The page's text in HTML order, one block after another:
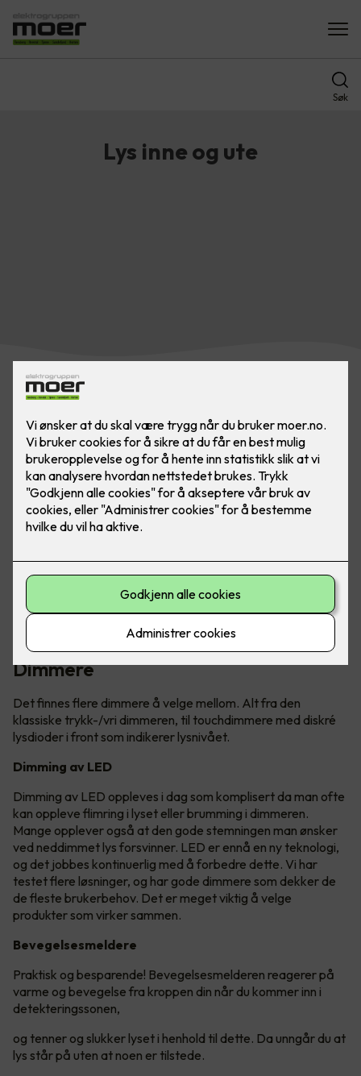
Søk
Lys inne og ute
Lys er viktig for trivsel
Det betyr ikke at vi trenger full belysning til enhver tid.
Lys kan styres etter behov og skape stemninger. Å styre
lyset er smart, både for lommeboken og miljøet!
Med en dimmer kan du enkelt justere lyset til ønsket nivå. Du
kan skape de rette stemningene og lage behagelig
atmosfære, både ute og inne. I enkelte rom og utendørs er
på til alle døgnets tider.
Det er viktig å kjenne mulighetene – først da kan du ta riktig
valg for deg og din bolig. Vi har løsninger som kan tilpasses
dine behov og gjøre hverdagen tryggere og enklere. Her er
noen av dine muligheter:
Dimmere
Det finnes flere dimmere å velge mellom. Alt fra den
klassiske trykk-/vri dimmeren, til touchdimmere med diskré
lysdioder i front som indikerer lysnivået.
Dimming av LED
Dimming av LED oppleves i dag som komplisert da man ofte
kan oppleve flimring i lyset eller brumming i dimmeren.
Mange opplever også at den gode stemningen man ønsker
ved neddimmet lys forsvinner. LED er ennå en ny teknologi,
og det jobbes kontinuerlig med å forbedre dette. Vi har
testet flere løsninger, og har gode dimmere som dekker de
de fleste brukerbehov. Det er meget viktig å velge
produkter som virker sammen.
Bevegelsesmeldere
Praktisk og besparende! Bevegelsesmelderen reagerer på
varme og bevegelse fra kroppen din når du kommer inn i
detekteringssonen,
og tenner og slukker lyset i henhold til dette. Da unngår du at
lys står på uten at noen er tilstede.